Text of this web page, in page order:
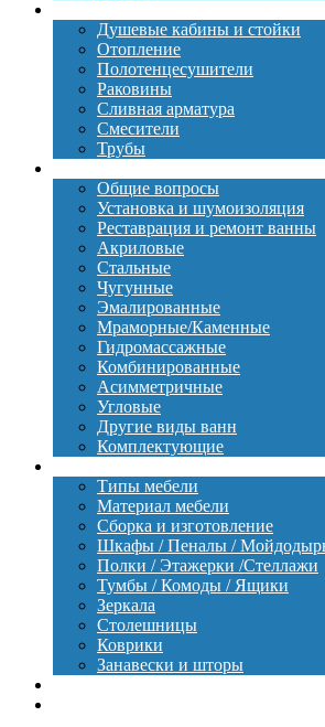
Душевые кабины и стойки
Отопление
Полотенцесушители
Раковины
Сливная арматура
Смесители
Трубы
Общие вопросы
Установка и шумоизоляция
Реставрация и ремонт ванны
Акриловые
Стальные
Чугунные
Эмалированные
Мраморные/Каменные
Гидромассажные
Комбинированные
Асимметричные
Угловые
Другие виды ванн
Комплектующие
Типы мебели
Материал мебели
Сборка и изготовление
Шкафы / Пеналы /
Полки / Этажерки /Стеллажи
Тумбы / Комоды / Ящики
Зеркала
Столешницы
Коврики
Занавески и шторы